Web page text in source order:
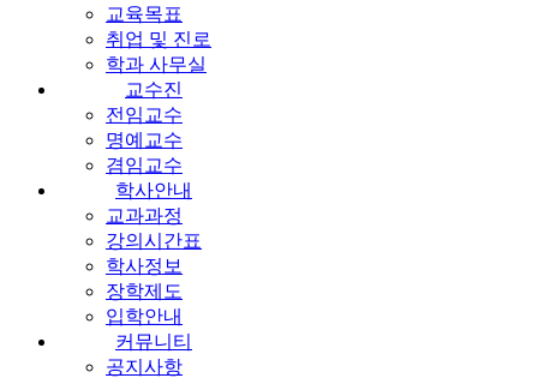
교육목표
취업 및 진로
학과 사무실
교수진
전임교수
명예교수
겸임교수
학사안내
교과과정
강의시간표
학사정보
장학제도
입학안내
커뮤니티
공지사항